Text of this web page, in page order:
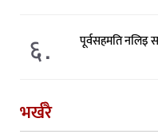
६. पूर्वसहमति नलिइ
भर्खरै